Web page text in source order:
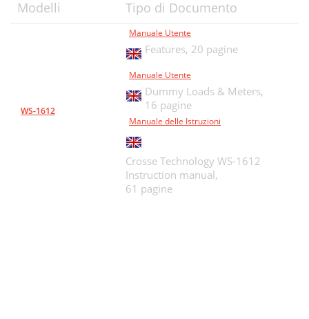
Modelli Tipo di Documento
WS-1612
Manuale Utente
Features, 20 pagine
Manuale Utente
Dummy Loads & Meters,
16 pagine
Manuale delle Istruzioni
Crosse Technology WS-1612
Instruction manual,
61 pagine